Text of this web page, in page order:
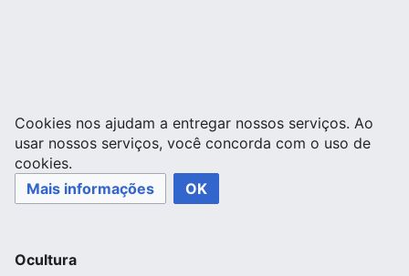
Cookies nos ajudam a entregar nossos serviços. Ao
usar nossos serviços, você concorda com o uso de
cookies.
Mais informações
OK
Ocultura